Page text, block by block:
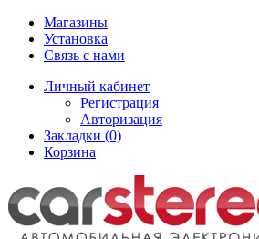
Магазины
Установка
Связь с нами
Личный кабинет
Регистрация
Авторизация
Закладки (0)
Корзина